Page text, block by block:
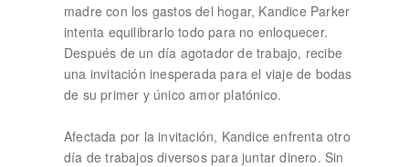
madre con los gastos del hogar, Kandice Parker
intenta equilibrarlo todo para no enloquecer.
Después de un día agotador de trabajo, recibe
una invitación inesperada para el viaje de bodas
de su primer y único amor platónico.
Afectada por la invitación, Kandice enfrenta otro
día de trabajos diversos para juntar dinero. Sin